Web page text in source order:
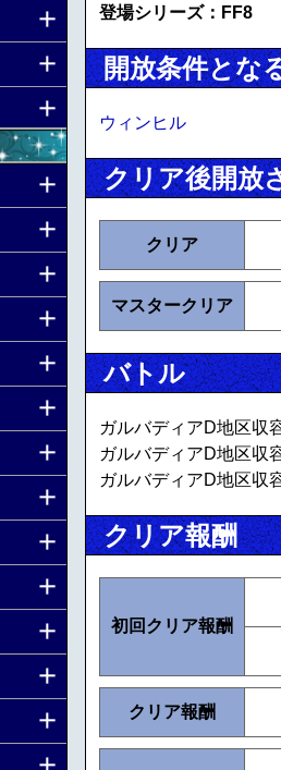
登場シリーズ：FF8
開放条件とな
ウィンヒル
クリア後開放
クリア
マスタークリア
バトル
ガルバディアD地区収
ガルバディアD地区収
ガルバディアD地区収
クリア報酬
初回クリア報酬
クリア報酬